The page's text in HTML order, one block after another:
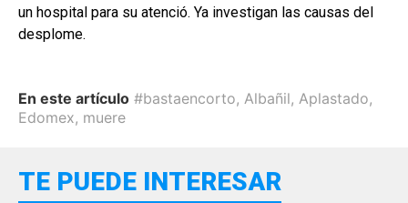
un hos­pital para su atenció. Ya investi­gan las causas del
desplome.
En este artículo #bastaencorto, Albañil, Aplastado,
Edomex, muere
TE PUEDE INTERESAR